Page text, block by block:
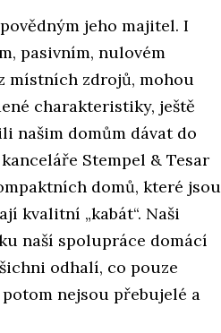
jeho majitel. I
pasivním, nulovém
místních zdrojů, mohou
charakteristiky, ještě
našim domům dávat do
Stempel & Tesar
domů, které jsou
kvalitní „kabát“. Naši
naší spolupráce domácí
odhalí, co pouze
nejsou přebujelé a